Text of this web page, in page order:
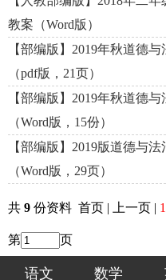
教案（Word版）
【部编版】2019年秋道德
（pdf版，21页）
【部编版】2019年秋道德
（Word版，15份）
【部编版】2019版道德与
（Word版，29页）
共 9 份资料 首页 | 上一页 | 1
第 页
语文 数学